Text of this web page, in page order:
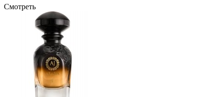
Смотреть